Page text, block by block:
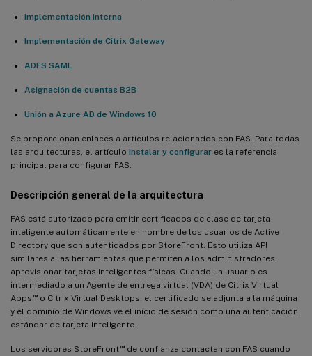
Implementación interna
Implementación de Citrix Gateway
ADFS SAML
Asignación de cuentas B2B
Unión a Azure AD de Windows 10
Se proporcionan enlaces a artículos relacionados con FAS. Para todas
las arquitecturas, el artículo Instalar y configurar es la referencia
principal para configurar FAS.
Descripción general de la arquitectura
FAS está autorizado para emitir certificados de clase de tarjeta
inteligente automáticamente en nombre de los usuarios de Active
Directory que son autenticados por StoreFront. Esto utiliza API
similares a las herramientas que permiten a los administradores
aprovisionar tarjetas inteligentes físicas. Cuando un usuario es
intermediado a un Agente de entrega virtual (VDA) de Citrix Virtual
Apps ™o Citrix Virtual Desktops, el certificado se adjunta a la máquina
y el dominio de Windows ve el inicio de sesión como una autenticación
estándar de tarjeta inteligente.
Los servidores StoreFront™de confianza contactan con FAS cuando